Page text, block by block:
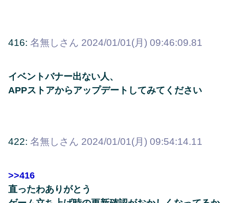
416: 名無しさん 2024/01/01(月) 09:46:09.81
イベントバナー出ない人、
APPストアからアップデートしてみてください
422: 名無しさん 2024/01/01(月) 09:54:14.11
>>416
直ったわありがとう